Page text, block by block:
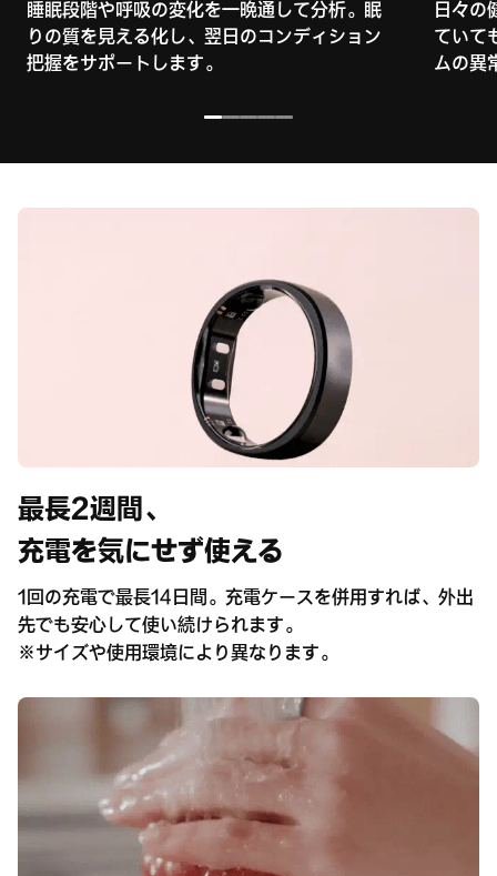
睡眠段階や呼吸の変化を一晩通して分析。眠
りの質を見える化し、翌日のコンディション
把握をサポートします。
日々の
ていて
ムの異
最長2週間、
充電を気にせず使える
1回の充電で最長14日間。充電ケースを併用すれば、外出
先でも安心して使い続けられます。
※サイズや使用環境により異なります。